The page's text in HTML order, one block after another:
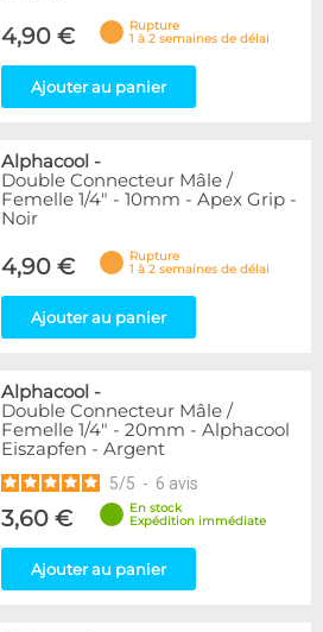
4,90 €
Rupture
1 à 2 semaines de délai
Ajouter au panier
Alphacool -
Double Connecteur Mâle /
Femelle 1/4" - 10mm - Apex Grip -
Noir
4,90 €
Rupture
1 à 2 semaines de délai
Ajouter au panier
Alphacool -
Double Connecteur Mâle /
Femelle 1/4" - 20mm - Alphacool
Eiszapfen - Argent
5/5 - 6 avis
3,60 €
En stock
Expédition immédiate
Ajouter au panier